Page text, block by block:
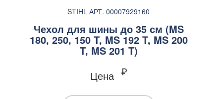
STIHL АРТ. 00007929160
Чехол для шины до 35 см (MS
180, 250, 150 T, MS 192 T, MS 200
T, MS 201 T)
Цена ₽